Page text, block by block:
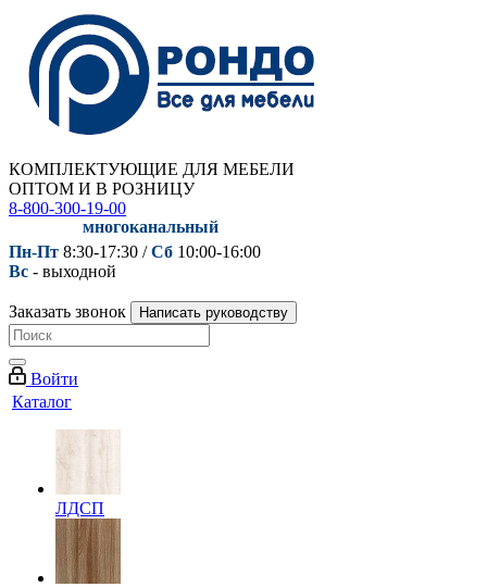
КОМПЛЕКТУЮЩИЕ ДЛЯ МЕБЕЛИ
ОПТОМ И В РОЗНИЦУ
8-800-300-19-00
многоканальный
Пн-Пт 8:30-17:30 /Сб 10:00-16:00
Вс - выходной
Заказать звонок Написать руководству
Войти
Каталог
ЛДСП